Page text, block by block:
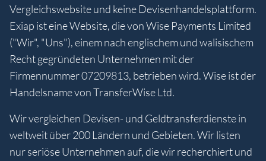
Vergleichswebsite und keine Devisenhandelsplattform.
Exiap ist eine Website, die von Wise Payments Limited
("Wir", "Uns"), einem nach englischem und walisischem
Recht gegründeten Unternehmen mit der
Firmennummer 07209813, betrieben wird. Wise ist der
Handelsname von TransferWise Ltd.
Wir vergleichen Devisen- und Geldtransferdienste in
weltweit über 200 Ländern und Gebieten. Wir listen
nur seriöse Unternehmen auf, die wir recherchiert und